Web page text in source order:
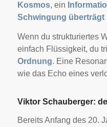
Kosmos, ein
Schwingung
Wenn du strukturiertes
einfach Flüssigkeit, du
Ordnung. Eine
wie das Echo eines
Viktor Schauberger:
Bereits Anfang des 20.